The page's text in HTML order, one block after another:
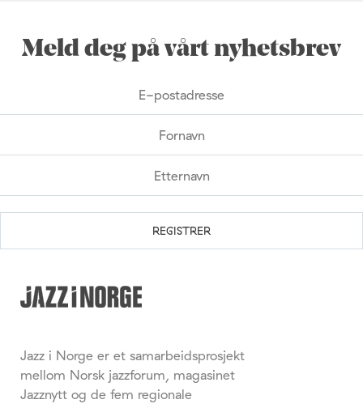
Meld deg på vårt nyhetsbrev
Jazz i Norge er et samarbeidsprosjekt
mellom Norsk jazzforum, magasinet
Jazznytt og de fem regionale